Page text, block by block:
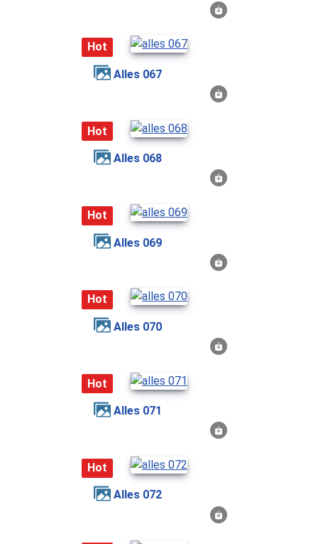
Hot
alles 067
Hot
alles 068
Hot
alles 069
Hot
alles 070
Hot
alles 071
Hot
alles 072